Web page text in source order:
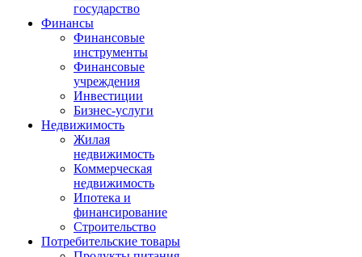
государство
Финансы
Финансовые
инструменты
Финансовые
учреждения
Инвестиции
Бизнес-услуги
Недвижимость
Жилая
недвижимость
Коммерческая
недвижимость
Ипотека и
финансирование
Строительство
Потребительские товары